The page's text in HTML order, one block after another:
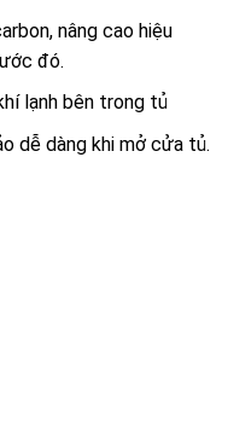
nâng cao hiệu
đó.
lạnh bên trong tủ
dễ dàng khi mở cửa tủ.